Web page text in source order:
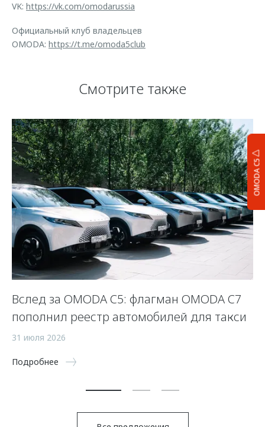
OMODA C5
VK: https://vk.com/omodarussia
Официальный клуб владельцев
OMODA: https://t.me/omoda5club
Смотрите также
Вслед за OMODA C5: флагман OMODA C7
пополнил реестр автомобилей для такси
31 июля 2026
Подробнее